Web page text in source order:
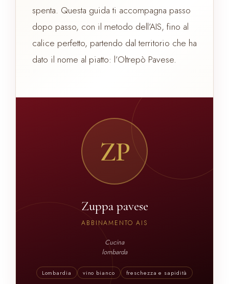
spenta. Questa guida ti accompagna passo
dopo passo, con il metodo dell’AIS, fino al
calice perfetto, partendo dal territorio che ha
dato il nome al piatto: l’Oltrepò Pavese.
ZP
Zuppa pavese
ABBINAMENTO AIS
Cucina
lombarda
Lombardia vino bianco freschezza e sapidità